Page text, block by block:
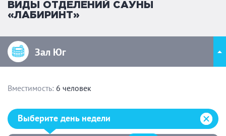
ВИДЫ ОТДЕЛЕНИЙ САУНЫ
«ЛАБИРИНТ»
Зал Юг
Вместимость: 6 человек
Выберите день недели:
Выберите день недели